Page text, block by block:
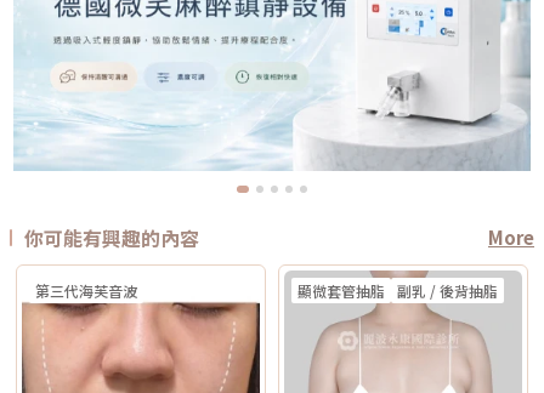
你可能有興趣的內容 More
第三代海芙音波 顯微套管抽脂 副乳 / 後背抽脂